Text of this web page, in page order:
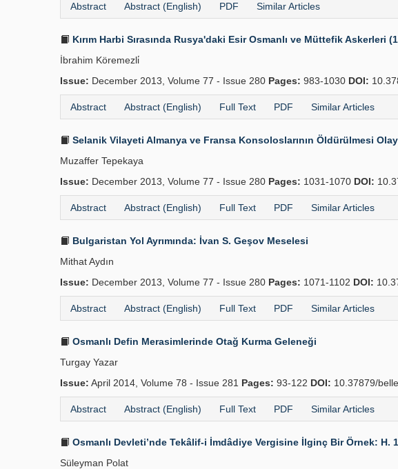
Abstract Abstract (English) PDF Similar Articles
Kırım Harbi Sırasında Rusya'daki Esir Osmanlı ve Müttefik Askerleri
İbrahim Köremezli̇
Issue: December 2013, Volume 77 - Issue 280 Pages: 983-1030 DOI:
Abstract Abstract (English) Full Text PDF Similar Articles
Selanik Vilayeti Almanya ve Fransa Kon­soloslarının Öldürülmesi
Muzaffer Tepekaya
Issue: December 2013, Volume 77 - Issue 280 Pages: 1031-1070 DOI:
Abstract Abstract (English) Full Text PDF Similar Articles
Bulgaristan Yol Ayrımında: İvan S. Geşov Mese­lesi
Mithat Aydın
Issue: December 2013, Volume 77 - Issue 280 Pages: 1071-1102 DOI:
Abstract Abstract (English) Full Text PDF Similar Articles
Osmanlı Defin Merasimlerinde Otağ Kurma Geleneği
Turgay Yazar
Issue: April 2014, Volume 78 - Issue 281 Pages: 93-122 DOI: 10.37879/
Abstract Abstract (English) Full Text PDF Similar Articles
Osmanlı Devleti’nde Tekâlif-i İmdâdiye Vergisine İlginç Bir Örnek: H.
Süleyman Polat